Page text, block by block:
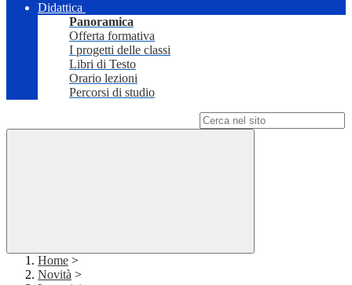
Didattica
Panoramica
Offerta formativa
I progetti delle classi
Libri di Testo
Orario lezioni
Percorsi di studio
Home >
Novità >